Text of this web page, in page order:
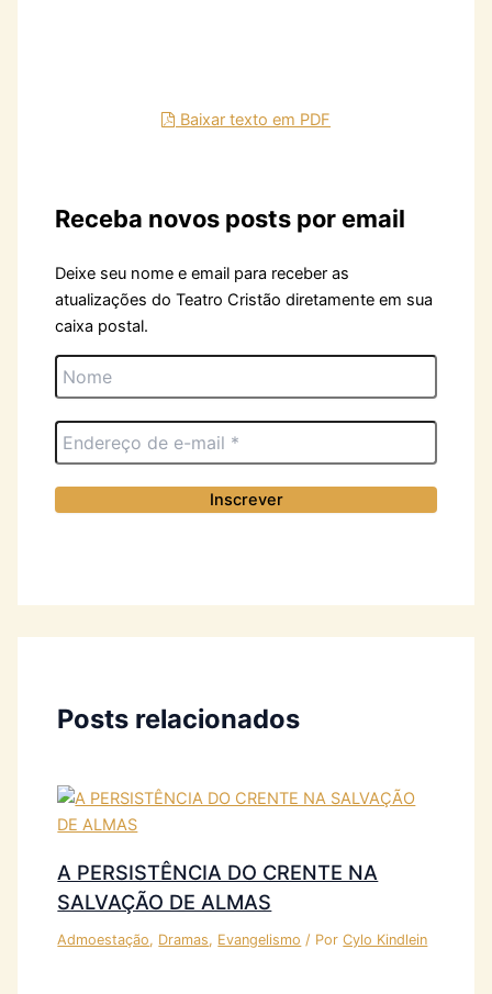
Baixar texto em PDF
Receba novos posts por email
Deixe seu nome e email para receber as
atualizações do Teatro Cristão diretamente em sua
caixa postal.
Posts relacionados
A PERSISTÊNCIA DO CRENTE NA
SALVAÇÃO DE ALMAS
Admoestação, Dramas, Evangelismo / PorCylo Kindlein